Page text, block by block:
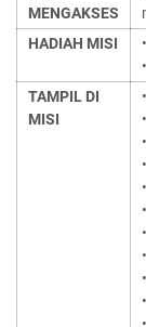
MENGAKSES
HADIAH MISI
TAMPIL DI
MISI